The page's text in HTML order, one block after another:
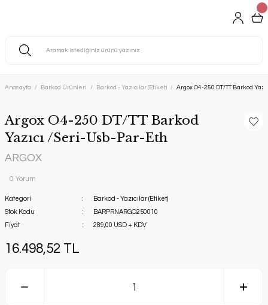
Anasayfa Barkod Ürünleri Barkod - Yazıcılar (Etiket) Argox O4-250 DT/TT Barkod
Argox O4-250 DT/TT Barkod
Yazıcı /Seri-Usb-Par-Eth
ARGOX
0 Yorum
Kategori
Barkod - Yazıcılar (Etiket)
Stok Kodu
BARPRNARGO250010
Fiyat
289,00 USD + KDV
16.498,52 TL